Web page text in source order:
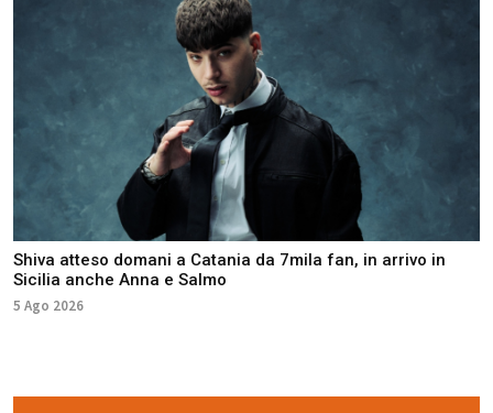
Shiva atteso domani a Catania da 7mila fan, in arrivo in
Sicilia anche Anna e Salmo
5 Ago 2026